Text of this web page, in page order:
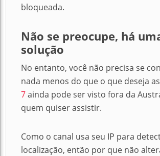
bloqueada.
Não se preocupe, há
solução
No entanto, você não precisa se
nada menos do que o que deseja
7ainda pode ser visto fora da
quem quiser assistir.
Como o canal usa seu IP para
localização, então por que não